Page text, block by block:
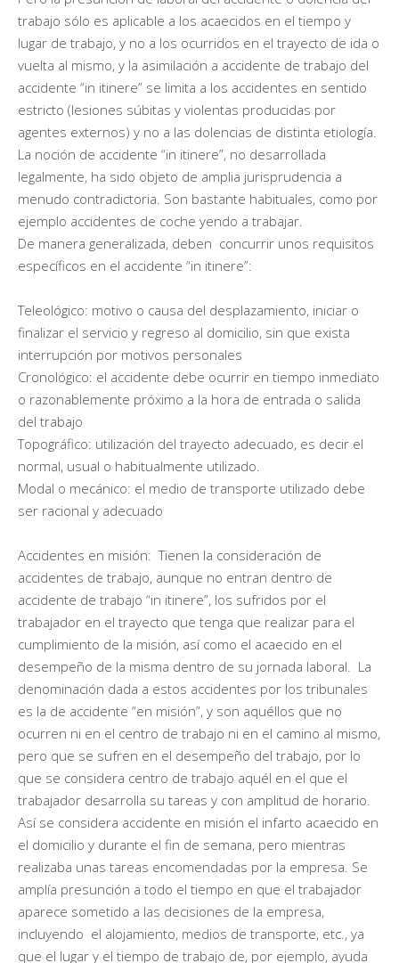
trabajo sólo es aplicable a los acaecidos en el tiempo y
lugar de trabajo, y no a los ocurridos en el trayecto de ida o
vuelta al mismo, y la asimilación a accidente de trabajo del
accidente “in itinere” se limita a los accidentes en sentido
estricto (lesiones súbitas y violentas producidas por
agentes externos) y no a las dolencias de distinta etiología.
La noción de accidente “in itinere”, no desarrollada
legalmente, ha sido objeto de amplia jurisprudencia a
menudo contradictoria. Son bastante habituales, como por
ejemplo accidentes de coche yendo a trabajar.
De manera generalizada, deben concurrir unos requisitos
específicos en el accidente “in itinere”:
Teleológico: motivo o causa del desplazamiento, iniciar o
finalizar el servicio y regreso al domicilio, sin que exista
interrupción por motivos personales
Cronológico: el accidente debe ocurrir en tiempo inmediato
o razonablemente próximo a la hora de entrada o salida
del trabajo
Topográfico: utilización del trayecto adecuado, es decir el
normal, usual o habitualmente utilizado.
Modal o mecánico: el medio de transporte utilizado debe
ser racional y adecuado
Accidentes en misión: Tienen la consideración de
accidentes de trabajo, aunque no entran dentro de
accidente de trabajo “in itinere”, los sufridos por el
trabajador en el trayecto que tenga que realizar para el
cumplimiento de la misión, así como el acaecido en el
desempeño de la misma dentro de su jornada laboral. La
denominación dada a estos accidentes por los tribunales
es la de accidente “en misión”, y son aquéllos que no
ocurren ni en el centro de trabajo ni en el camino al mismo,
pero que se sufren en el desempeño del trabajo, por lo
que se considera centro de trabajo aquél en el que el
trabajador desarrolla su tareas y con amplitud de horario.
Así se considera accidente en misión el infarto acaecido en
el domicilio y durante el fin de semana, pero mientras
realizaba unas tareas encomendadas por la empresa. Se
amplía presunción a todo el tiempo en que el trabajador
aparece sometido a las decisiones de la empresa,
incluyendo el alojamiento, medios de transporte, etc., ya
que el lugar y el tiempo de trabajo de, por ejemplo, ayuda